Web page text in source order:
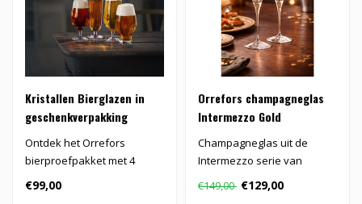
Kristallen Bierglazen in
geschenkverpakking
Ontdek het Orrefors
bierproefpakket met 4
designerbierglazen van
Erika Lagerbiel..
€99,00
Orrefors champagneglas
Intermezzo Gold
Champagneglas uit de
Intermezzo serie van
€149,00 €129,00